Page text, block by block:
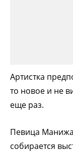
Артистка
то новое и не
еще раз.
Певица
собирается